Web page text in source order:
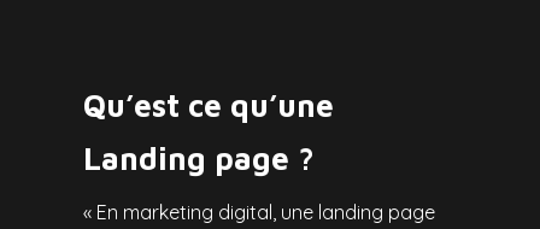
Qu’est ce qu’une
Landing page ?
« En marketing digital, une landing page